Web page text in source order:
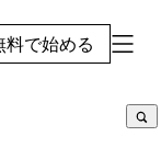
で始める